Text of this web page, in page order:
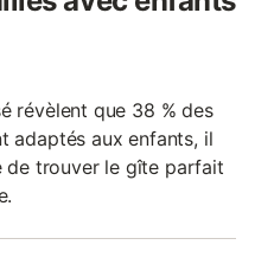
révèlent que 38 % des
adaptés aux enfants, il
de trouver le gîte parfait